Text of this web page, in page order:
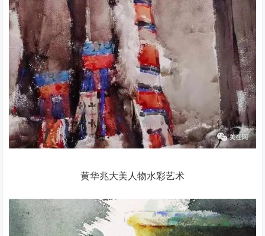
黄华兆大美人物水彩艺术